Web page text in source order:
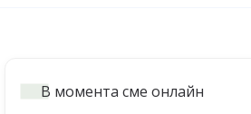
В момента сме онлайн